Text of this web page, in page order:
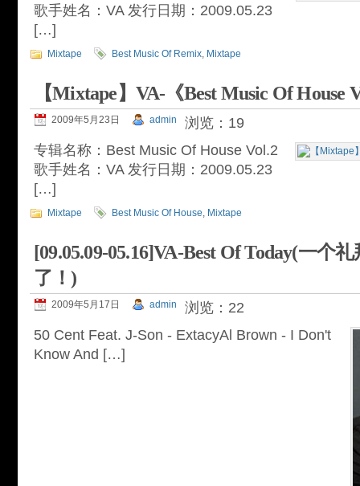
歌手姓名：VA 发行日期：2009.05.23
[…]
Mixtape Best Music Of Remix, Mixtape
【Mixtape】VA-《Best Music Of House
2009年5月23日 admin
浏览：19
专辑名称：Best Music Of House Vol.2
歌手姓名：VA 发行日期：2009.05.23
[…]
Mixtape Best Music Of House, Mixtape
[09.05.09-05.16]VA-Best Of Today(一个
了！)
2009年5月17日 admin
浏览：22
50 Cent Feat. J-Son - ExtacyAl Brown - I Don't
Know And […]